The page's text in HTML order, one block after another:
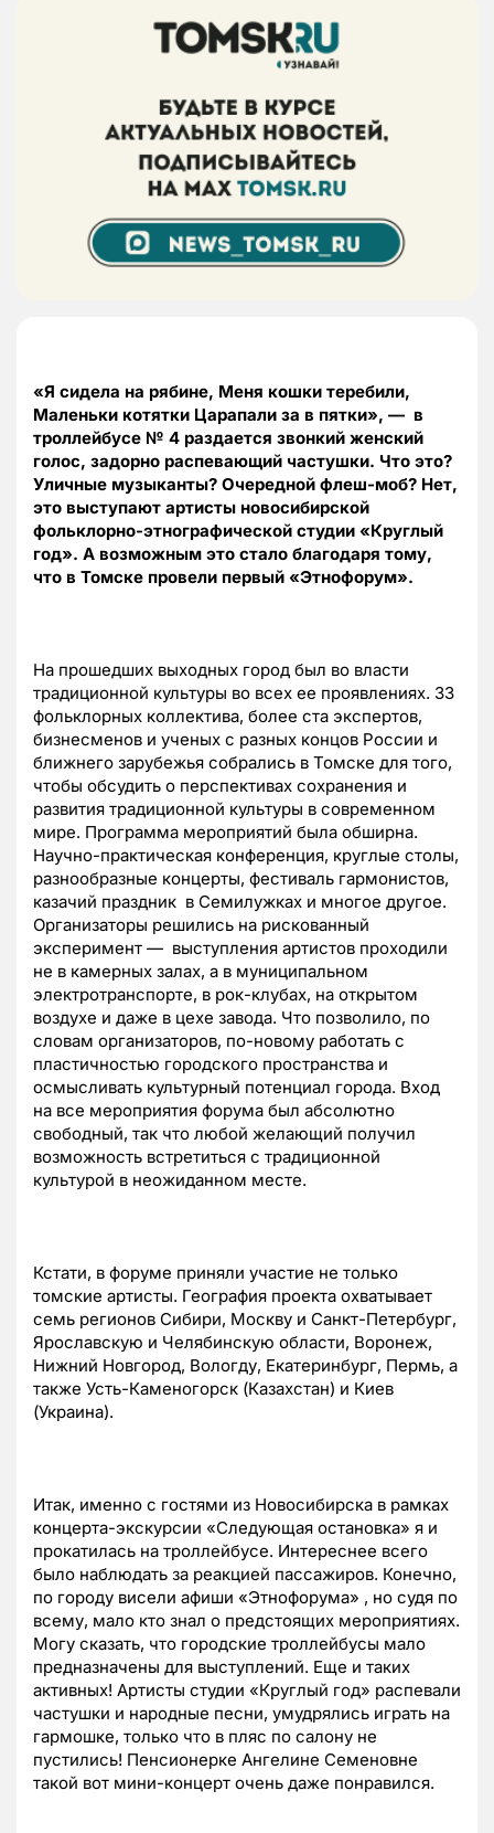
«Я сидела на рябине, Меня кошки теребили,
Маленьки котятки Царапали за в пятки», — в
троллейбусе № 4 раздается звонкий женский
голос, задорно распевающий частушки. Что это?
Уличные музыканты? Очередной флеш-моб? Нет,
это выступают артисты новосибирской
фольклорно-этнографической студии «Круглый
год». А возможным это стало благодаря тому,
что в Томске провели первый «Этнофорум».
На прошедших выходных город был во власти
традиционной культуры во всех ее проявлениях. 33
фольклорных коллектива, более ста экспертов,
бизнесменов и ученых с разных концов России и
ближнего зарубежья собрались в Томске для того,
чтобы обсудить о перспективах сохранения и
развития традиционной культуры в современном
мире. Программа мероприятий была обширна.
Научно-практическая конференция, круглые столы,
разнообразные концерты, фестиваль гармонистов,
казачий праздник в Семилужках и многое другое.
Организаторы решились на рискованный
эксперимент — выступления артистов проходили
не в камерных залах, а в муниципальном
электротранспорте, в рок-клубах, на открытом
воздухе и даже в цехе завода. Что позволило, по
словам организаторов, по-новому работать с
пластичностью городского пространства и
осмысливать культурный потенциал города. Вход
на все мероприятия форума был абсолютно
свободный, так что любой желающий получил
возможность встретиться с традиционной
культурой в неожиданном месте.
Кстати, в форуме приняли участие не только
томские артисты. География проекта охватывает
семь регионов Сибири, Москву и Санкт-Петербург,
Ярославскую и Челябинскую области, Воронеж,
Нижний Новгород, Вологду, Екатеринбург, Пермь, а
также Усть-Каменогорск (Казахстан) и Киев
(Украина).
Итак, именно с гостями из Новосибирска в рамках
концерта-экскурсии «Следующая остановка» я и
прокатилась на троллейбусе. Интереснее всего
было наблюдать за реакцией пассажиров. Конечно,
по городу висели афиши «Этнофорума» , но судя по
всему, мало кто знал о предстоящих мероприятиях.
Могу сказать, что городские троллейбусы мало
предназначены для выступлений. Еще и таких
активных! Артисты студии «Круглый год» распевали
частушки и народные песни, умудрялись играть на
гармошке, только что в пляс по салону не
пустились! Пенсионерке Ангелине Семеновне
такой вот мини-концерт очень даже понравился.